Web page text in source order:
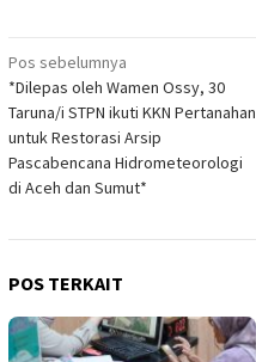
Navigasi
pos
Pos sebelumnya
*Dilepas oleh Wamen Ossy, 30
Taruna/i STPN ikuti KKN Pertanahan
untuk Restorasi Arsip
Pascabencana Hidrometeorologi
di Aceh dan Sumut*
POS TERKAIT